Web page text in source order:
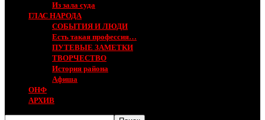
Из зала суда
ГЛАС НАРОДА
СОБЫТИЯ И ЛЮДИ
Есть такая профессия…
ПУТЕВЫЕ ЗАМЕТКИ
ТВОРЧЕСТВО
История района
Афиша
ОНФ
АРХИВ